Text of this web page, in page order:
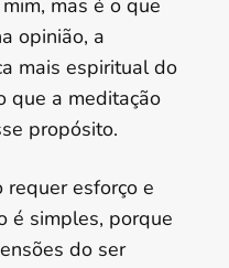
opinião, a
mais espiritual do
que a meditação
propósito.
esforço e
é simples, porque
do ser